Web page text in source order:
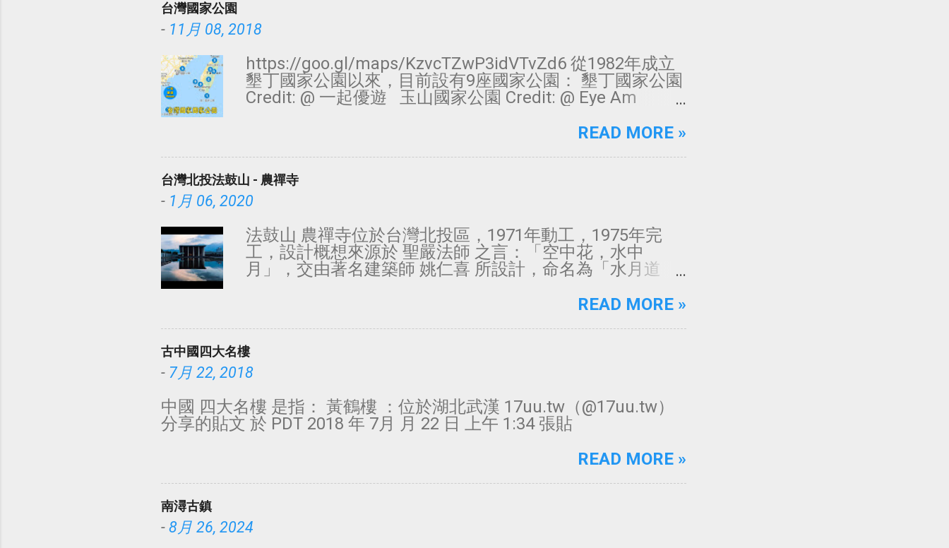
台灣國家公園
- 11月 08, 2018
https://goo.gl/maps/KzvcTZwP3idVTvZd6 從1982年成立
墾丁國家公園以來，目前設有9座國家公園： 墾丁國家公園
Credit: @ 一起優遊 玉山國家公園 Credit: @ Eye Am
太魯閣國家公園 Credit: @ Teng 雪霸國家公園 Credit: @
泊客 澎湖南方四島國家公園 Credit: @ emi 照片為原著所
有，更多照片請看IG 歡迎來Facebook按讚
READ MORE »
台灣北投法鼓山 - 農禪寺
- 1月 06, 2020
法鼓山 農禪寺位於台灣北投區，1971年動工，1975年完
工，設計概想來源於 聖嚴法師 之言：「空中花，水中
月」，交由著名建築師 姚仁喜 所設計，命名為「水月道
的極簡風格，此工法也是日本建築師 安藤忠雄 最愛用的工
開放時間：每日09:00~17:00 (最後入寺時間16:30) 2020年
全寺不開放期間： 3/28~4/4 4/25~5/2 農禪寺為佛教聖地
𓀥（@chimayo）分享的貼文 於 PST 2020 年 1月 月 5 日 上
午 6:01 張貼 在 Instagram 查看這則貼文 八道妻
（@photo4281113）分享的貼文 於 PST 2019 年 12月 月
READ MORE »
古中國四大名樓
- 7月 22, 2018
中國 四大名樓 是指： 黃鶴樓 ：位於湖北武漢 17uu.tw（@17uu.tw）
分享的貼文 於 PDT 2018 年 7月 月 22 日 上午 1:34 張貼
READ MORE »
南潯古鎮
- 8月 26, 2024